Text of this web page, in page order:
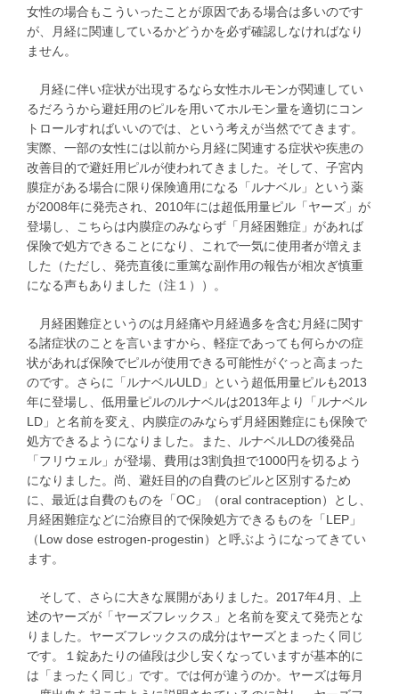
女性の場合もこういったことが原因である場合は多いのです
が、月経に関連しているかどうかを必ず確認しなければなり
ません。
月経に伴い症状が出現するなら女性ホルモンが関連してい
るだろうから避妊用のピルを用いてホルモン量を適切にコン
トロールすればいいのでは、という考えが当然でてきます。
実際、一部の女性には以前から月経に関連する症状や疾患の
改善目的で避妊用ピルが使われてきました。そして、子宮内
膜症がある場合に限り保険適用になる「ルナベル」という薬
が2008年に発売され、2010年には超低用量ピル「ヤーズ」が
登場し、こちらは内膜症のみならず「月経困難症」があれば
保険で処方できることになり、これで一気に使用者が増えま
した（ただし、発売直後に重篤な副作用の報告が相次ぎ慎重
になる声もありました（注１））。
月経困難症というのは月経痛や月経過多を含む月経に関す
る諸症状のことを言いますから、軽症であっても何らかの症
状があれば保険でピルが使用できる可能性がぐっと高まった
のです。さらに「ルナベルULD」という超低用量ピルも2013
年に登場し、低用量ピルのルナベルは2013年より「ルナベル
LD」と名前を変え、内膜症のみならず月経困難症にも保険で
処方できるようになりました。また、ルナベルLDの後発品
「フリウェル」が登場、費用は3割負担で1000円を切るよう
になりました。尚、避妊目的の自費のピルと区別するため
に、最近は自費のものを「OC」（oral contraception）とし、
月経困難症などに治療目的で保険処方できるものを「LEP」
（Low dose estrogen-progestin）と呼ぶようになってきてい
ます。
そして、さらに大きな展開がありました。2017年4月、上
述のヤーズが「ヤーズフレックス」と名前を変えて発売とな
りました。ヤーズフレックスの成分はヤーズとまったく同じ
です。１錠あたりの値段は少し安くなっていますが基本的に
は「まったく同じ」です。では何が違うのか。ヤーズは毎月